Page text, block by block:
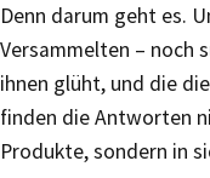
Denn darum geht es.
Versammelten – noch
ihnen glüht, und die
finden die Antworten
Produkte, sondern in